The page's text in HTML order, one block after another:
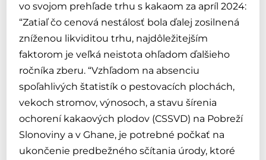
vo svojom prehľade trhu s kakaom za apríl 2024:
“Zatiaľ čo cenová nestálosť bola ďalej zosilnená
zníženou likviditou trhu, najdôležitejším
faktorom je veľká neistota ohľadom ďalšieho
ročníka zberu. “Vzhľadom na absenciu
spoľahlivých štatistík o pestovacích plochách,
vekoch stromov, výnosoch, a stavu šírenia
ochorení kakaových plodov (CSSVD) na Pobreží
Slonoviny a v Ghane, je potrebné počkať na
ukončenie predbežného sčítania úrody, ktoré